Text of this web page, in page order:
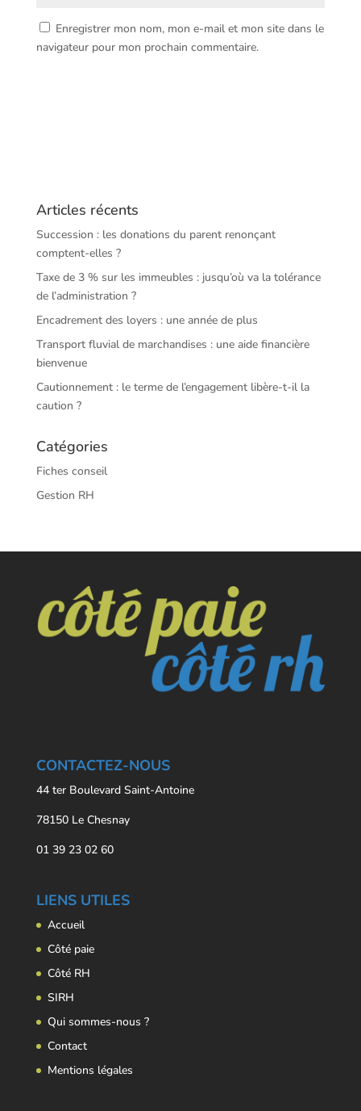
Enregistrer mon nom, mon e-mail et mon site dans le
navigateur pour mon prochain commentaire.
Articles récents
Succession : les donations du parent renonçant
comptent-elles ?
Taxe de 3 % sur les immeubles : jusqu’où va la tolérance
de l’administration ?
Encadrement des loyers : une année de plus
Transport fluvial de marchandises : une aide financière
bienvenue
Cautionnement : le terme de l’engagement libère-t-il la
caution ?
Catégories
Fiches conseil
Gestion RH
CONTACTEZ-NOUS
44 ter Boulevard Saint-Antoine
78150 Le Chesnay
01 39 23 02 60
LIENS UTILES
Accueil
Côté paie
Côté RH
SIRH
Qui sommes-nous ?
Contact
Mentions légales